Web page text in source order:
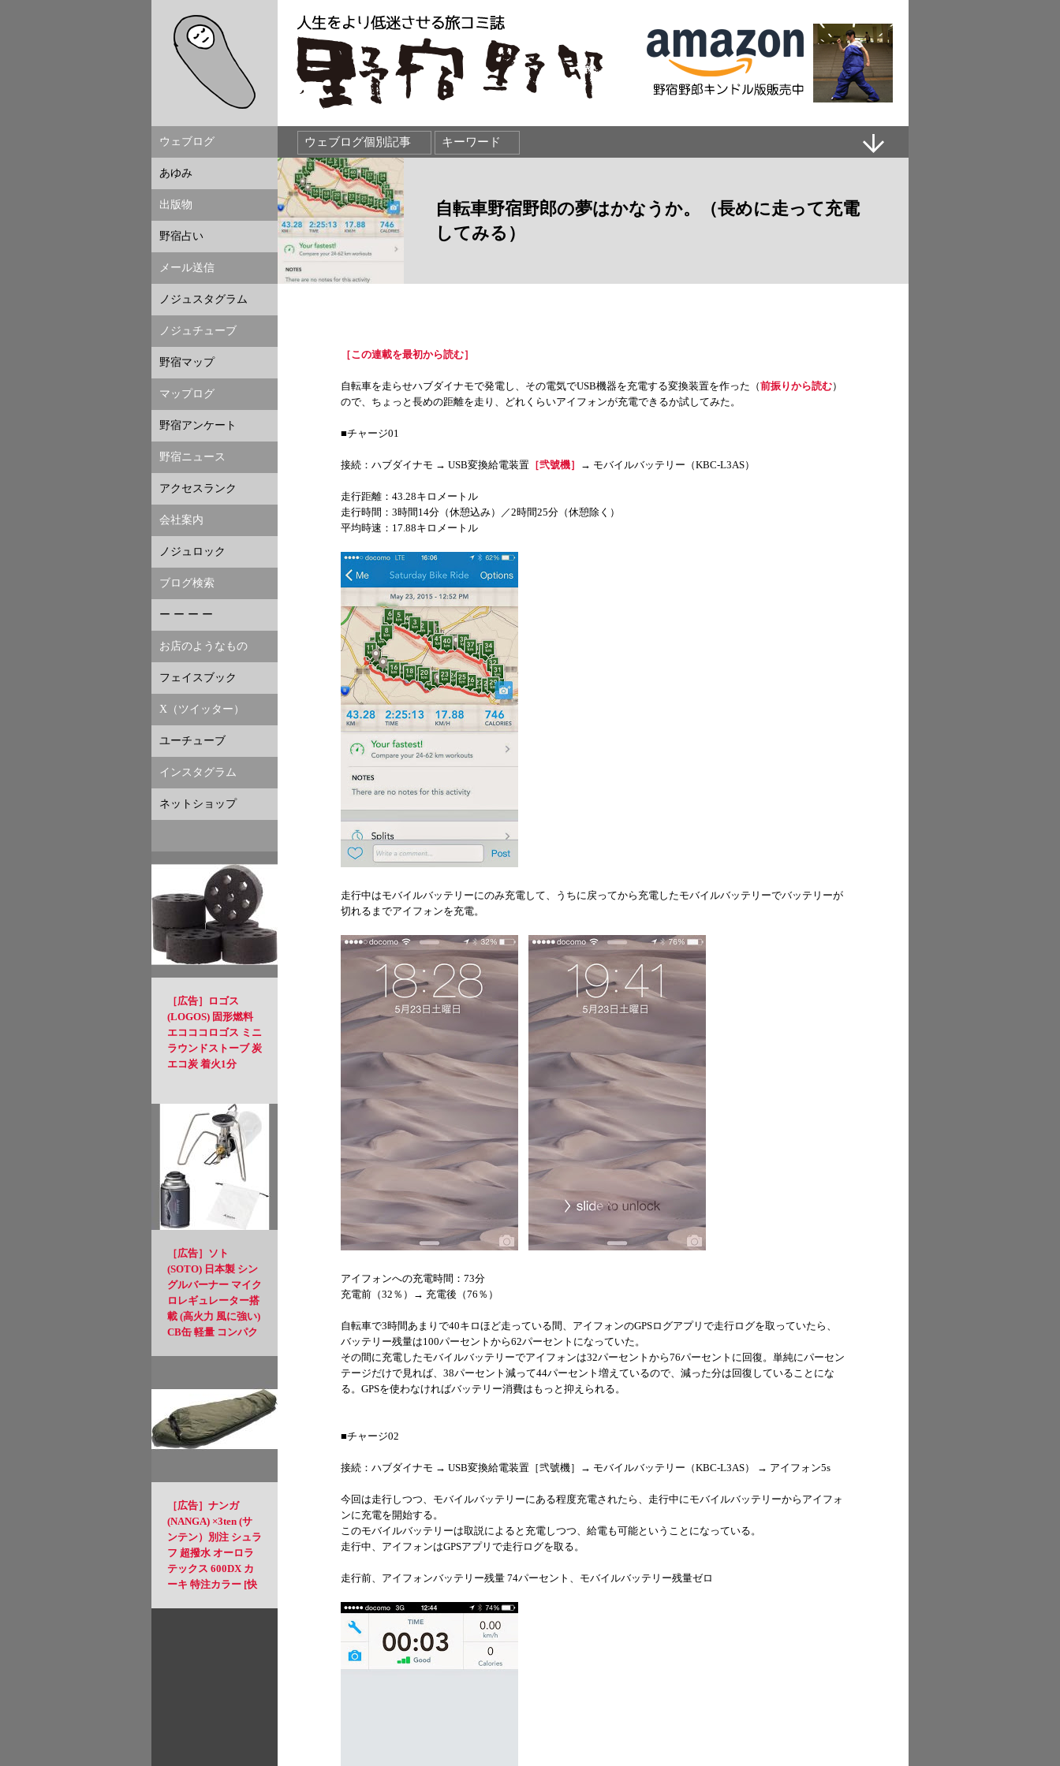
ウェブログ
あゆみ
出版物
野宿占い
メール送信
ノジュスタグラム
ノジュチューブ
野宿マップ
マップログ
野宿アンケート
野宿ニュース
アクセスランク
会社案内
ノジュロック
ブログ検索
ー ー ー ー
お店のようなもの
フェイスブック
X（ツイッター）
ユーチューブ
インスタグラム
ネットショップ
［広告］ロゴス
(LOGOS) 固形燃料
エコココロゴス ミニ
ラウンドストーブ 炭
エコ炭 着火1分
［広告］ソト
(SOTO) 日本製 シン
グルバーナー マイク
ロレギュレーター搭
載 (高火力 風に強い)
CB缶 軽量 コンパク
ャンプ トレッキング
登山 レギュレーター
ストーブ TriTrail(ト
ライトレイル)・CB
［広告］ナンガ
(NANGA) ×3ten (サ
ンテン）別注 シュラ
フ 超撥水 オーロラ
テックス 600DX カ
ーキ 特注カラー [快
自転車野宿野郎の夢はかなうか。（長めに走って充電
してみる）
［この連載を最初から読む］
自転車を走らせハブダイナモで発電し、その電気でUSB機器を充電する変換装置を作った（前振りから読む）
ので、ちょっと長めの距離を走り、どれくらいアイフォンが充電できるか試してみた。
■チャージ01
接続：ハブダイナモ → USB変換給電装置 ［弐號機］ → モバイルバッテリー（KBC-L3AS）
走行距離：43.28キロメートル
走行時間：3時間14分（休憩込み）／2時間25分（休憩除く）
平均時速：17.88キロメートル
走行中はモバイルバッテリーにのみ充電して、うちに戻ってから充電したモバイルバッテリーでバッテリーが
切れるまでアイフォンを充電。
アイフォンへの充電時間：73分
充電前（32％）→ 充電後（76％）
自転車で3時間あまりで40キロほど走っている間、アイフォンのGPSログアプリで走行ログを取っていたら、
バッテリー残量は100パーセントから62パーセントになっていた。
その間に充電したモバイルバッテリーでアイフォンは32パーセントから76パーセントに回復。単純にパーセン
テージだけで見れば、38パーセント減って44パーセント増えているので、減った分は回復していることにな
る。GPSを使わなければバッテリー消費はもっと抑えられる。
■チャージ02
接続：ハブダイナモ → USB変換給電装置［弐號機］→ モバイルバッテリー（KBC-L3AS） → アイフォン5s
今回は走行しつつ、モバイルバッテリーにある程度充電されたら、走行中にモバイルバッテリーからアイフォ
ンに充電を開始する。
このモバイルバッテリーは取説によると充電しつつ、給電も可能ということになっている。
走行中、アイフォンはGPSアプリで走行ログを取る。
走行前、アイフォンバッテリー残量 74パーセント、モバイルバッテリー残量ゼロ